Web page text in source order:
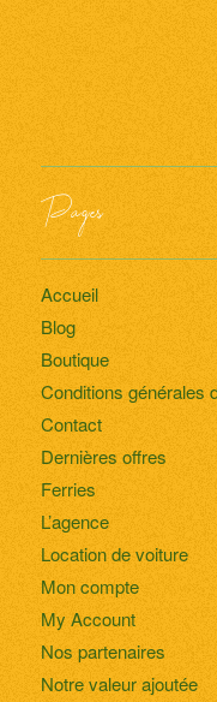
Pages
Accueil
Blog
Boutique
Conditions générales
Contact
Dernières offres
Ferries
L’agence
Location de voiture
Mon compte
My Account
Nos partenaires
Notre valeur ajoutée